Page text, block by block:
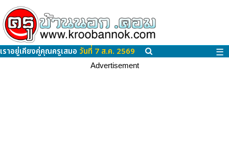
เราอยู่เคียงคู่คุณครูเสมอ วันที่ 7 ส.ค. 2569 ☰
Advertisement